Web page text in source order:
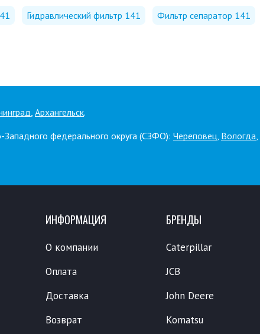
Гидравлический фильтр 141 Фильтр сепаратор 141
, Архангельск.
федерального округа (СЗФО): Череповец, Вологда,
ИНФОРМАЦИЯ
О компании
Оплата
Доставка
Возврат
БРЕНДЫ
Caterpillar
JCB
John Deere
Komatsu